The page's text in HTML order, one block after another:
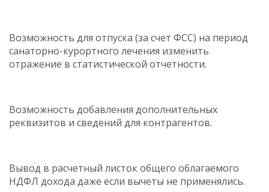
Возможность для отпуска (за счет ФСС) на период
санаторно-курортного лечения изменить
отражение в статистической отчетности.
Возможность добавления дополнительных
реквизитов и сведений для контрагентов.
Вывод в расчетный листок общего облагаемого
НДФЛ дохода даже если вычеты не применялись.